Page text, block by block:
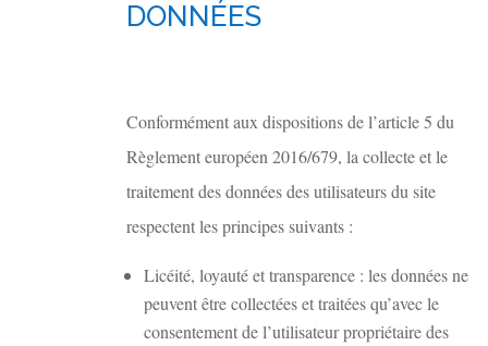
DONNÉES
Conformément aux dispositions de l’article 5 du
Règlement européen 2016/679, la collecte et le
traitement des données des utilisateurs du site
respectent les principes suivants :
Licéité, loyauté et transparence : les données ne
peuvent être collectées et traitées qu’avec le
consentement de l’utilisateur propriétaire des